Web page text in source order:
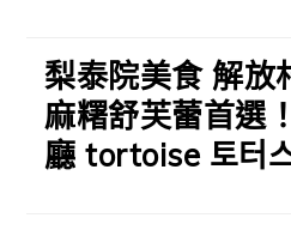
梨泰院美食 解放
麻糬舒芙蕾首選
廳 tortoise 토터